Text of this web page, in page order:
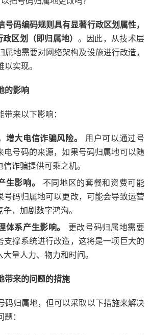
号码编码规则具有显著行政区划属性，
区划（即归属地） 。因此，从技术层
属地需要对网络架构及设施进行改造，
实现。
的影响
来以下影响：
增大电信诈骗风险。
用户可以通过号
电号码的来源，如果号码归属地可以随
诈骗提供可乘之机。
生影响。
不同地区的套餐和资费可能
号码归属地可以更改，可能会导致运营
，加剧数字鸿沟。
体系产生影响。
更改号码归属地需要
支撑系统进行改造，这将是一项巨大的
量人力、物力和时间。
带来的问题的措施
码归属地，但可以采取以下措施来解决
：